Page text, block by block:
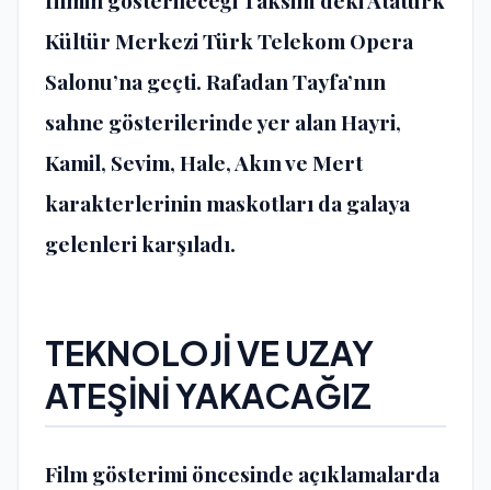
Kültür Merkezi Türk Telekom Opera
Salonu’na geçti. Rafadan Tayfa’nın
sahne gösterilerinde yer alan Hayri,
Kamil, Sevim, Hale, Akın ve Mert
karakterlerinin maskotları da galaya
gelenleri karşıladı.
TEKNOLOJİ VE UZAY
ATEŞİNİ YAKACAĞIZ
Film gösterimi öncesinde açıklamalarda